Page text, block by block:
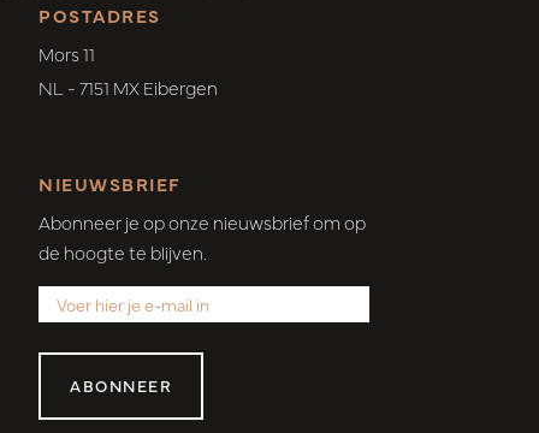
POSTADRES
Mors 11
NL - 7151 MX Eibergen
NIEUWSBRIEF
Abonneer je op onze nieuwsbrief om op
de hoogte te blijven.
ABONNEER